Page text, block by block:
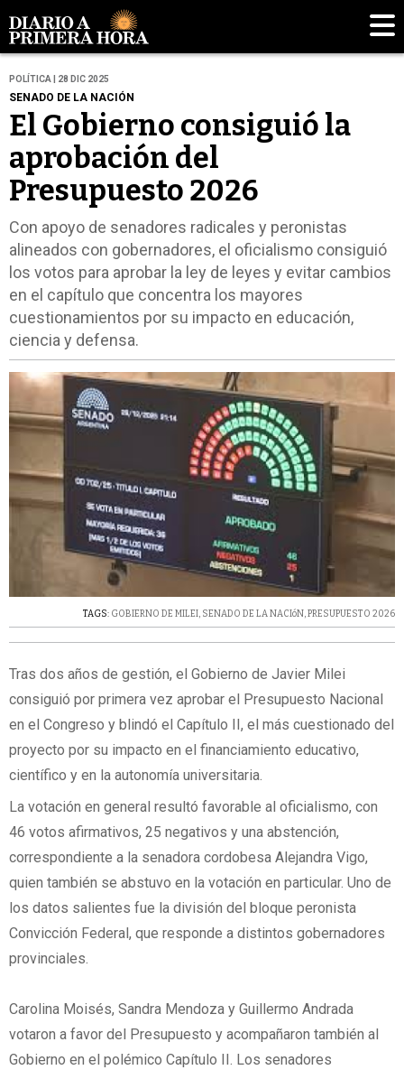
POLÍTICA | 28 DIC 2025
SENADO DE LA NACIÓN
El Gobierno consiguió la
aprobación del
Presupuesto 2026
Con apoyo de senadores radicales y peronistas
alineados con gobernadores, el oficialismo consiguió
los votos para aprobar la ley de leyes y evitar cambios
en el capítulo que concentra los mayores
cuestionamientos por su impacto en educación,
ciencia y defensa.
TAGS: GOBIERNO DE MILEI, SENADO DE LA NACIóN ,PRESUPUESTO 2026
Tras dos años de gestión, el Gobierno de Javier Milei
consiguió por primera vez aprobar el Presupuesto Nacional
en el Congreso y blindó el Capítulo II, el más cuestionado del
proyecto por su impacto en el financiamiento educativo,
científico y en la autonomía universitaria.
La votación en general resultó favorable al oficialismo, con
46 votos afirmativos, 25 negativos y una abstención,
correspondiente a la senadora cordobesa Alejandra Vigo,
quien también se abstuvo en la votación en particular. Uno de
los datos salientes fue la división del bloque peronista
Convicción Federal, que responde a distintos gobernadores
provinciales.
Carolina Moisés, Sandra Mendoza y Guillermo Andrada
votaron a favor del Presupuesto y acompañaron también al
Gobierno en el polémico Capítulo II. Los senadores